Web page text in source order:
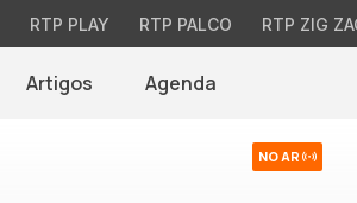
RTP PLAY RTP PALCO RTP ZIG
Artigos Agenda
NO AR